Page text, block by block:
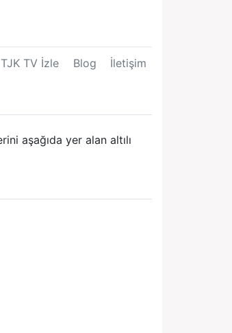
TJK TV İzle Blog İletişim
aşağıda yer alan altılı